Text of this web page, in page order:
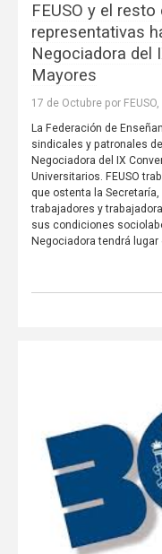
FEUSO y el
representativas
Negociadora del
Mayores
17 de Octubre por
La Federación de
sindicales y patronales
Negociadora del IX
Universitarios. FEUSO
que ostenta la
trabajadores y
sus condiciones
Negociadora tendrá